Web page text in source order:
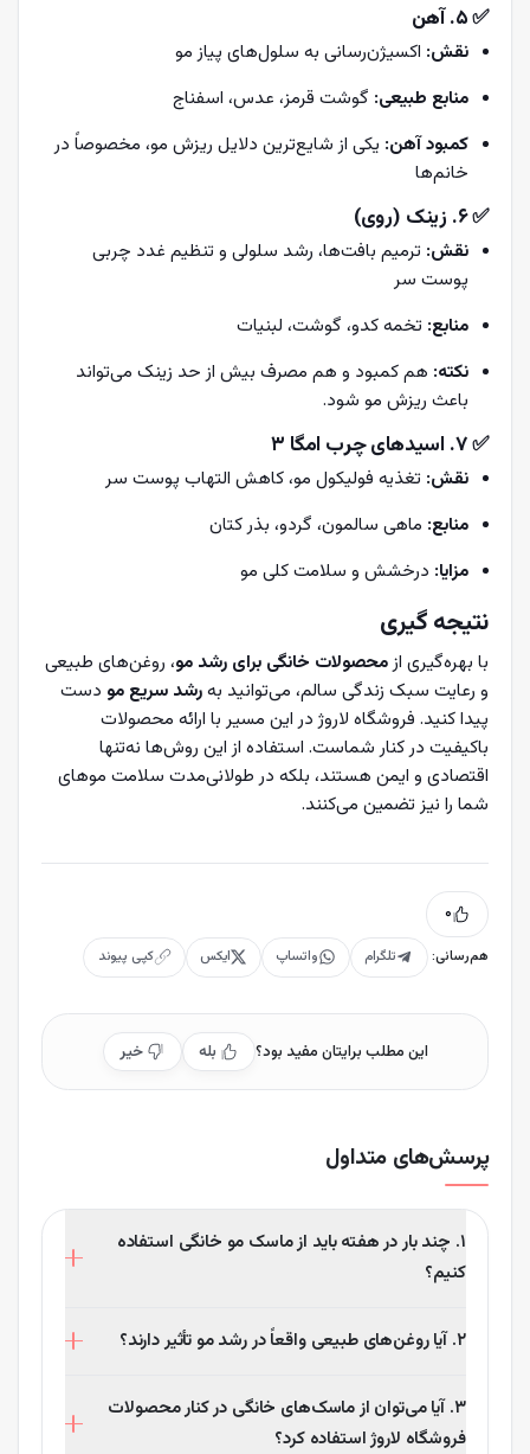
✅ ۵. آهن
نقش: اکسیژن‌رسانی به سلول‌های پیاز مو
منابع طبیعی: گوشت قرمز، عدس، اسفناج
کمبود آهن: یکی از شایع‌ترین دلایل ریزش مو، مخصوصاً در
خانم‌ها
✅ ۶. زینک (روی)
نقش: ترمیم بافت‌ها، رشد سلولی و تنظیم غدد چربی
پوست سر
منابع: تخمه کدو، گوشت، لبنیات
نکته: هم کمبود و هم مصرف بیش از حد زینک می‌تواند
باعث ریزش مو شود.
✅ ۷. اسیدهای چرب امگا ۳
نقش: تغذیه فولیکول مو، کاهش التهاب پوست سر
منابع: ماهی سالمون، گردو، بذر کتان
مزایا: درخشش و سلامت کلی مو
نتیجه‌ گیری
با بهره‌گیری ازمحصولات خانگی برای رشد مو، روغن‌های طبیعی
و رعایت سبک زندگی سالم، می‌توانید بهرشد سریع مو دست
پیدا کنید. فروشگاه لاروژ در این مسیر با ارائه محصولات
باکیفیت در کنار شماست. استفاده از این روش‌ها نه‌تنها
اقتصادی و ایمن هستند، بلکه در طولانی‌مدت سلامت موهای
شما را نیز تضمین می‌کنند.
۰
هم‌رسانی: تلگرام واتساپ ایکس کپی پیوند
این مطلب برایتان مفید بود؟ بله خیر
پرسش‌های متداول
۱. چند بار در هفته باید از ماسک مو خانگی استفاده
کنیم؟
توصیه می‌شود. ۲. آیا روغن‌های طبیعی واقعاً در رشد مو تأثیر دارند؟
را تحریک می‌کنند.
۳. آیا می‌توان از ماسک‌های خانگی در کنار محصولات
فروشگاه لاروژ استفاده کرد؟